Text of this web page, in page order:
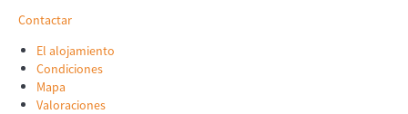
Contactar
El alojamiento
Condiciones
Mapa
Valoraciones